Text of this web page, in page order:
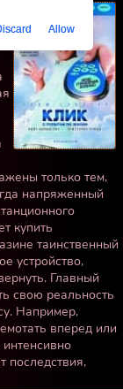
только тем,
напряженный
купить
таинственный
устройство,
Главный
свою реальность
Например,
вперед или
последствия,
Allow